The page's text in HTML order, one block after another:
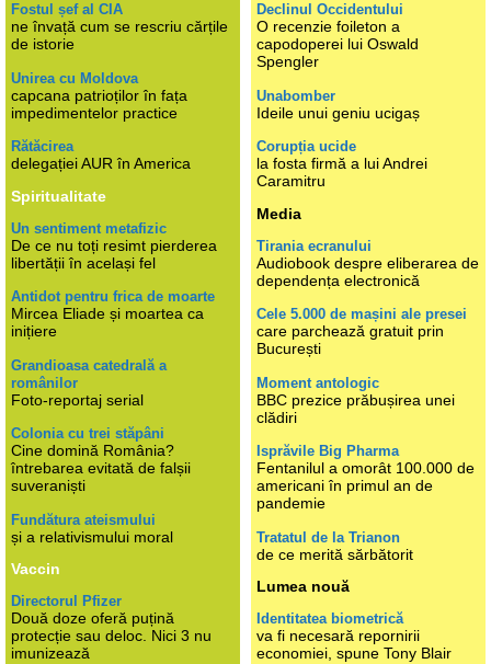
Fostul șef al CIA
ne învață cum se rescriu cărțile
de istorie
Unirea cu Moldova
capcana patrioților în fața
impedimentelor practice
Rătăcirea
delegației AUR în America
Spiritualitate
Un sentiment metafizic
De ce nu toți resimt pierderea
libertății în același fel
Antidot pentru frica de moarte
Mircea Eliade și moartea ca
inițiere
Grandioasa catedrală a
românilor
Foto-reportaj serial
Colonia cu trei stăpâni
Cine domină România?
întrebarea evitată de falșii
suveraniști
Fundătura ateismului
și a relativismului moral
Vaccin
Directorul Pfizer
Două doze oferă puțină
protecție sau deloc. Nici 3 nu
imunizează
Declinul Occidentului
O recenzie foileton a
capodoperei lui Oswald
Spengler
Unabomber
Ideile unui geniu ucigaș
Corupția ucide
la fosta firmă a lui Andrei
Caramitru
Media
Tirania ecranului
Audiobook despre eliberarea de
dependența electronică
Cele 5.000 de mașini ale presei
care parchează gratuit prin
București
Moment antologic
BBC prezice prăbușirea unei
clădiri
Isprăvile Big Pharma
Fentanilul a omorât 100.000 de
americani în primul an de
pandemie
Tratatul de la Trianon
de ce merită sărbătorit
Lumea nouă
Identitatea biometrică
va fi necesară repornirii
economiei, spune Tony Blair